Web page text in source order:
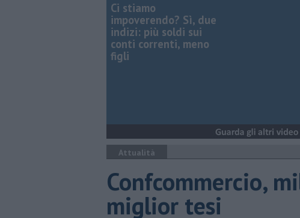
Ci stiamo
impoverendo? Sì, due
indizi: più soldi sui
conti correnti, meno
figli
Attualità
Confcommercio,
miglior tesi